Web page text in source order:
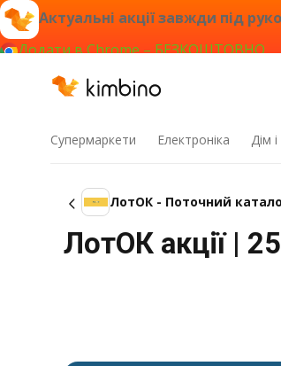
Актуальні акції завжди під
Додати в Chrome – БЕЗКОШТОВНО
Супермаркети Електроніка Дім
ЛотОК - Поточний
ЛотОК акції |